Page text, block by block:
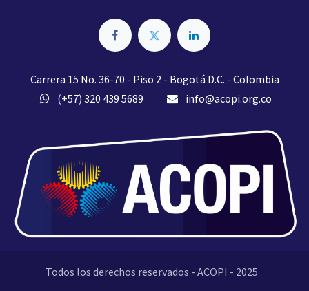
Carrera 15 No. 36-70 - Piso 2 - Bogotá D.C. - Colombia
(+57) 320 439 5689
info@acopi.org.co
Todos los derechos reservados - ACOPI - 2025